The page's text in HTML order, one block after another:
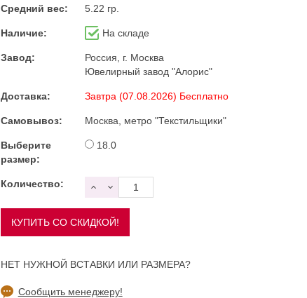
Средний вес: 5.22 гр.
Наличие: На складе
Завод:
Россия, г. Москва
Ювелирный завод "Алорис"
Доставка: Завтра (07.08.2026) Бесплатно
Самовывоз: Москва, метро "Текстильщики"
Выберите
размер:
18.0
Количество:
НЕТ НУЖНОЙ ВСТАВКИ ИЛИ РАЗМЕРА?
Сообщить менеджеру!